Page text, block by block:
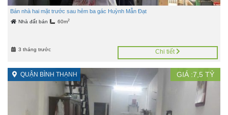
Bán nhà hai mặt trước sau hẻm ba gác Huỳnh Mẫn Đạt
Nhà đất bán 60m2
3 tháng trước Chi tiết
QUẬN BÌNH THẠNH GIÁ :7,5 TỶ